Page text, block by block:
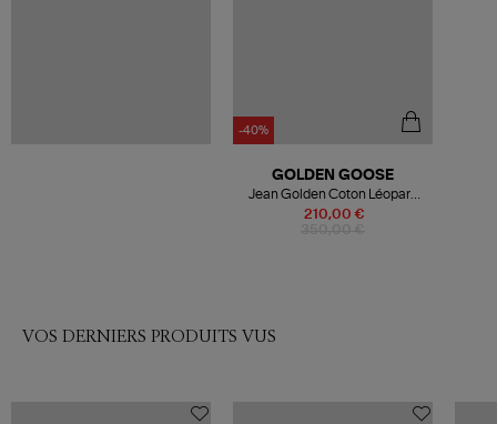
-40%
210,00 €
GOLDEN GOOSE
Jean Golden Coton Léopard
Noir
VOS DERNIERS PRODUITS VUS